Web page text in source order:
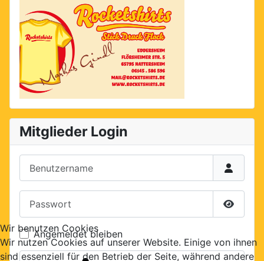
Mitglieder Login
Angemeldet bleiben
Wir benutzen Cookies
Wir nutzen Cookies auf unserer Website. Einige von ihnen
sind essenziell für den Betrieb der Seite, während andere